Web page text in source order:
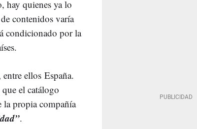
hay quienes ya lo
contenidos varía
condicionado por la
ellos España.
el catálogo
la propia compañía
.